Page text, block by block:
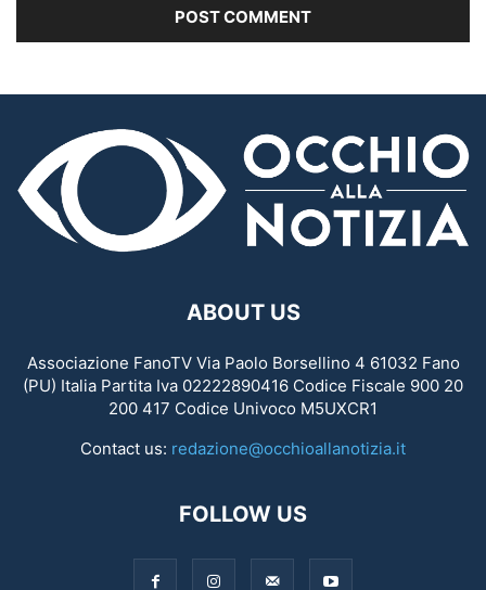
ABOUT US
Associazione FanoTV Via Paolo Borsellino 4 61032 Fano
(PU) Italia Partita Iva 02222890416 Codice Fiscale 900 20
200 417 Codice Univoco M5UXCR1
Contact us: redazione@occhioallanotizia.it
FOLLOW US